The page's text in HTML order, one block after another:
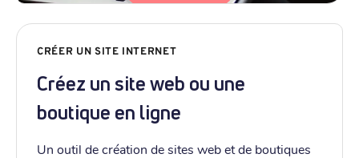
CRÉER UN SITE INTERNET
Créez un site web ou une
boutique en ligne
Un outil de création de sites web et de boutiques